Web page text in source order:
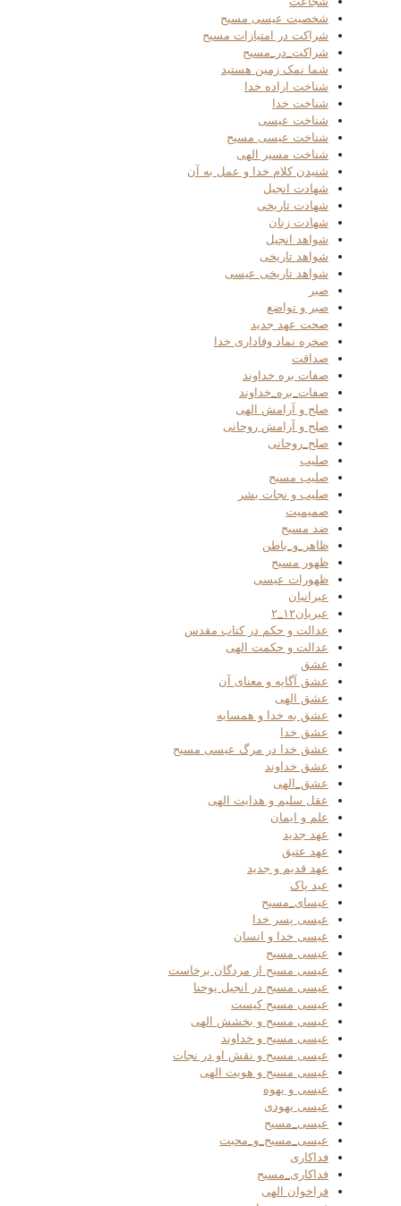
شخصیت عیسی مسیح
شراکت در امتیازات مسیح
شراکت_در_مسیح
شما نمک زمین هستید
شناخت اراده خدا
شناخت خدا
شناخت عیسی
شناخت عیسی مسیح
شناخت مسیر الهی
شنیدن کلام خدا و عمل به آن
شهادت انجیل
شهادت تاریخی
شهادت زنان
شواهد انجیل
شواهد تاریخی
شواهد تاریخی عیسی
صبر
صبر و تواضع
صحت عهد جدید
صخره نماد وفاداری خدا
صداقت
صفات بره خداوند
صفات_بره_خداوند
صلح و آرامش الهی
صلح و آرامش روحانی
صلح_روحانی
صلیب
صلیب مسیح
صلیب و نجات بشر
صمیمیت
ضد مسیح
ظاهر_و_باطن
ظهور مسیح
ظهورات عیسی
عبرانیان
عبریان۱۲_۲
عدالت و حکم در کتاب مقدس
عدالت و حکمت الهی
عشق
عشق آگاپه و معنای آن
عشق الهی
عشق به خدا و همسایه
عشق خدا
عشق خدا در مرگ عیسی مسیح
عشق خداوند
عشق_الهی
عقل سلیم و هدایت الهی
علم و ایمان
عهد جدید
عهد عتیق
عهد قدیم و جدید
عید پاک
عیسای_مسیح
عیسی پسر خدا
عیسی خدا و انسان
عیسی مسیح
عیسی مسیح از مردگان برخاست
عیسی مسیح در انجیل یوحنا
عیسی مسیح کیست
عیسی مسیح و بخشش الهی
عیسی مسیح و خداوند
عیسی مسیح و نقش او در نجات
عیسی مسیح و هویت الهی
عیسی و یهوه
عیسی یهودی
عیسی_مسیح
عیسی_مسیح_و_محبت
فداکاری
فداکاری_مسیح
فراخوان الهی